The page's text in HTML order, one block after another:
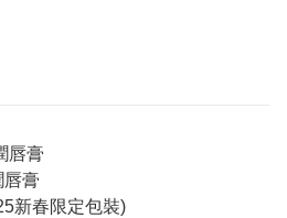
唇膏
唇膏
新春限定包裝)